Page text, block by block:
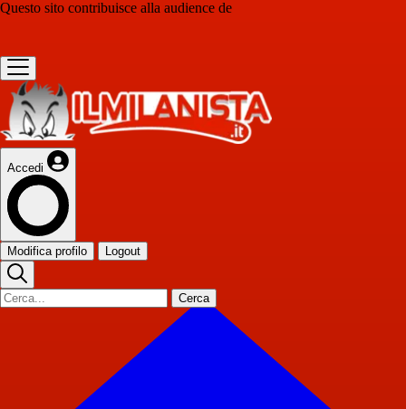
Questo sito contribuisce alla audience de
Accedi
Modifica profilo Logout
Cerca